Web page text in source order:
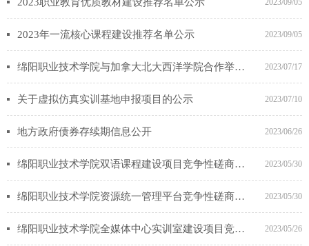
2023/09/05
2023/09/05
2023年一流核心课程建设推荐名单公示
2023/07/17
绵阳职业技术学院与加拿大北大西洋学院合作举办建筑工程技术专业高等专科教育项目学费标准公示
2023/07/10
关于虚拟仿真实训基地申报项目的公示
2023/06/26
地方政府债券存续期信息公开
2023/05/30
绵阳职业技术学院双语课程建设项目竞争性磋商公告
2023/05/30
绵阳职业技术学院资源统一管理平台竞争性磋商公告
2023/05/26
绵阳职业技术学院全媒体中心实训室建设项目竞争性磋商公告